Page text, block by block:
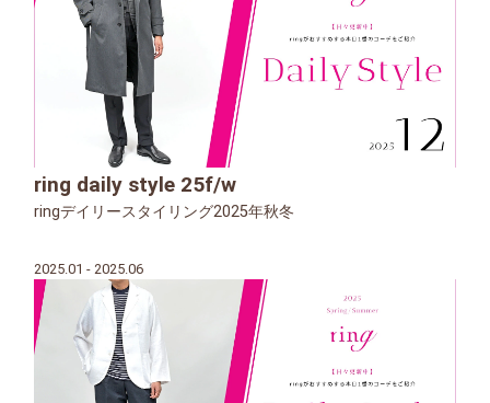
ring daily style 25f/w
ringデイリースタイリング2025年秋冬
2025.01 - 2025.06